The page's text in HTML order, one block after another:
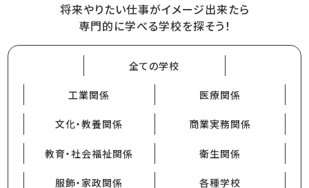
将来やりたい仕事がイメージ出来たら
専門的に学べる学校を探そう！
全ての学校
工業関係 医療関係
文化・教養関係 商業実務関係
教育・社会福祉関係 衛生関係
服飾・家政関係 各種学校